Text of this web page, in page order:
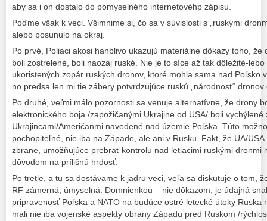
aby sa i on dostalo do pomyselného internetovéhp zápisu.
Poďme však k veci. Všimnime si, čo sa v súvislosti s „ruskými
alebo posunulo na okraj.
Po prvé, Poliaci akosi hanblivo ukazujú materiálne dôkazy toho, že
boli zostrelené, boli naozaj ruské. Nie je to síce až tak dôležité-
ukoristených zopár ruských dronov, ktoré mohla sama nad Poľsko
no predsa len mi tie zábery potvrdzujúce ruskú „národnosť“ dronov
Po druhé, veľmi málo pozornosti sa venuje alternatívne, že drony
elektronického boja /zapožičanými Ukrajine od USA/ boli
Ukrajincami/Američanmi navedené nad územie Poľska. Túto
pochopiteľné, nie iba na Západe, ale ani v Rusku. Fakt, že UA/
zbrane, umožňujúce prebrať kontrolu nad letiacimi ruskými dronmi
dôvodom na prílišnú hrdosť.
Po tretie, a tu sa dostávame k jadru veci, veľa sa diskutuje o tom,
RF zámerná, úmyselná. Domnienkou – nie dôkazom, je údajná
pripravenosť Poľska a NATO na budúce ostré letecké útoky Ruska
mali nie iba vojenské aspekty obrany Západu pred Ruskom /